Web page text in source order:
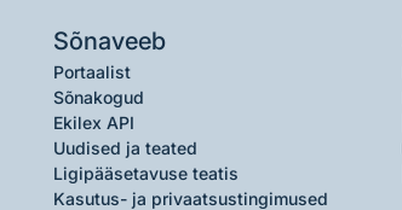
Sõnaveeb
Portaalist
Sõnakogud
Ekilex API
Uudised ja teated
Ligipääsetavuse teatis
Kasutus- ja privaatsustingimused